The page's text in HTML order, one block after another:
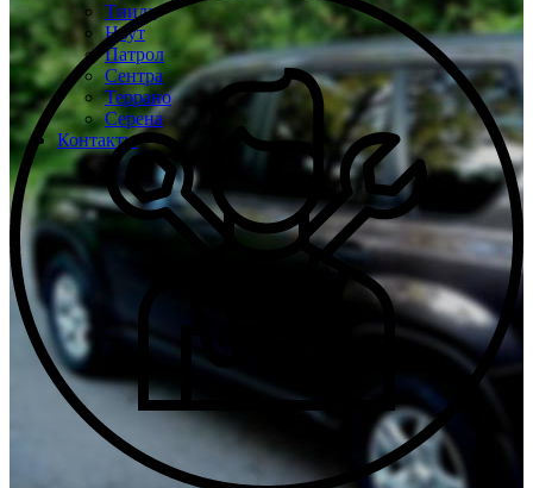
Тиида
Ноут
Патрол
Сентра
Террано
Серена
Контакты